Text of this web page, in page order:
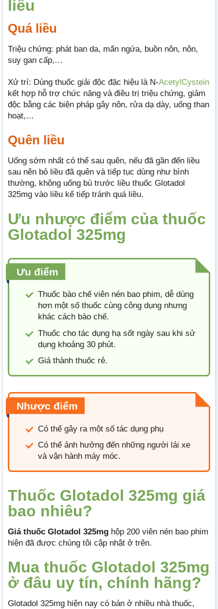
liều
Quá liều
Triệu chứng: phát ban da, mẩn ngứa, buồn nôn, nôn,
suy gan cấp,…
Xử trí: Dùng thuốc giải độc đặc hiệu là N-AcetylCystein
kết hợp hỗ trợ chức năng và điều trị triệu chứng, giảm
độc bằng các biện pháp gây nôn, rửa dạ dày, uống than
hoạt,…
Quên liều
Uống sớm nhất có thể sau quên, nếu đã gần đến liều
sau nên bỏ liều đã quên và tiếp tục dùng như bình
thường, không uống bù trước liều thuốc Glotadol
325mg vào liều kế tiếp tránh quá liều.
Ưu nhược điểm của thuốc
Glotadol 325mg
Ưu điểm
Thuốc bào chế viên nén bao phim, dễ dùng
hơn một số thuốc cùng công dụng nhưng
khác cách bào chế.
Thuốc cho tác dụng hạ sốt ngày sau khi sử
dụng khoảng 30 phút.
Giá thành thuốc rẻ.
Nhược điểm
Có thể gây ra một số tác dụng phụ
Có thể ảnh hưởng đến những người lái xe
và vận hành máy móc.
Thuốc Glotadol 325mg giá
bao nhiêu?
Giá thuốc Glotadol 325mg hộp 200 viên nén bao phim
hiện đã được chúng tôi cập nhật ở trên.
Mua thuốc Glotadol 325mg
ở đâu uy tín, chính hãng?
Glotadol 325mg hiện nay có bán ở nhiều nhà thuốc,